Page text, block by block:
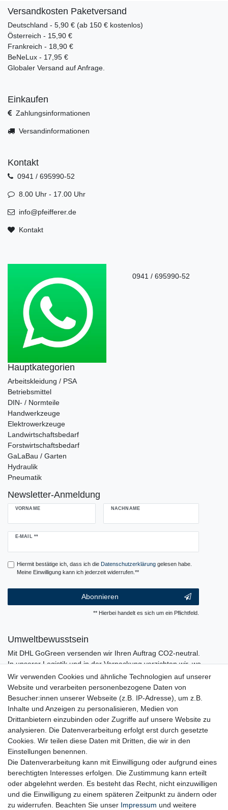
Versandkosten Paketversand
Deutschland - 5,90 € (ab 150 € kostenlos)
Österreich - 15,90 €
Frankreich - 18,90 €
BeNeLux - 17,95 €
Globaler Versand auf Anfrage.
Einkaufen
Zahlungsinformationen
Versandinformationen
Kontakt
0941 / 695990-52
8.00 Uhr - 17.00 Uhr
info@pfeifferer.de
Kontakt
0941 / 695990-52
Hauptkategorien
Arbeitskleidung / PSA
Betriebsmittel
DIN- / Normteile
Handwerkzeuge
Elektrowerkzeuge
Landwirtschaftsbedarf
Forstwirtschaftsbedarf
GaLaBau / Garten
Hydraulik
Pneumatik
Newsletter-Anmeldung
VORNAME NACHNAME
E-MAIL **
Newsletter
Hiermit bestätige ich, dass ich die Daten­schutz­erklärunggelesen habe.
Meine Einwilligung kann ich jederzeit widerrufen.**
Abonnieren
** Hierbei handelt es sich um ein Pflichtfeld.
Umweltbewusstsein
Mit DHL GoGreen versenden wir Ihren Auftrag CO2-neutral.
In unserer Logistik und in der Verpackung verzichten wir, wo
immer es möglich ist, auf den Einsatz von Kunststoffen und
Plastik.
Wir verwenden Cookies und ähnliche Technologien auf unserer
Website und verarbeiten personenbezogene Daten von
Besucher:innen unserer Webseite (z.B. IP-Adresse), um z.B.
Inhalte und Anzeigen zu personalisieren, Medien von
Drittanbietern einzubinden oder Zugriffe auf unsere Website zu
analysieren. Die Datenverarbeitung erfolgt erst durch gesetzte
Cookies. Wir teilen diese Daten mit Dritten, die wir in den
Einstellungen benennen.
Die Datenverarbeitung kann mit Einwilligung oder aufgrund eines
berechtigten Interesses erfolgen. Die Zustimmung kann erteilt
oder abgelehnt werden. Es besteht das Recht, nicht einzuwilligen
und die Einwilligung zu einem späteren Zeitpunkt zu ändern oder
zu widerrufen. Beachten Sie unser Impressum und weitere